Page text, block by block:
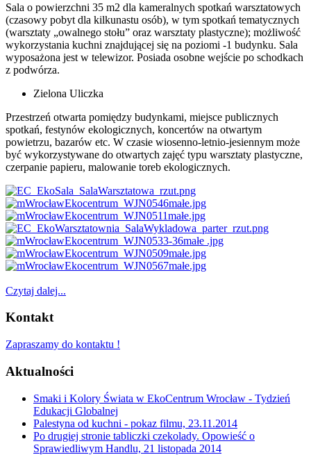
Sala o powierzchni 35 m2 dla kameralnych spotkań warsztatowych
(czasowy pobyt dla kilkunastu osób), w tym spotkań tematycznych
(warsztaty „owalnego stołu” oraz warsztaty plastyczne); możliwość
wykorzystania kuchni znajdującej się na poziomi -1 budynku. Sala
wyposażona jest w telewizor. Posiada osobne wejście po schodkach
z podwórza.
Zielona Uliczka
Przestrzeń otwarta pomiędzy budynkami, miejsce publicznych
spotkań, festynów ekologicznych, koncertów na otwartym
powietrzu, bazarów etc. W czasie wiosenno-letnio-jesiennym może
być wykorzystywane do otwartych zajęć typu warsztaty plastyczne,
czerpanie papieru, malowanie toreb ekologicznych.
AdmirorGallery 4.5.0
Czytaj dalej...
Kontakt
Zapraszamy do kontaktu !
Aktualności
Smaki i Kolory Świata w EkoCentrum Wrocław - Tydzień
Edukacji Globalnej
Palestyna od kuchni - pokaz filmu, 23.11.2014
Po drugiej stronie tabliczki czekolady. Opowieść o
Sprawiedliwym Handlu, 21 listopada 2014